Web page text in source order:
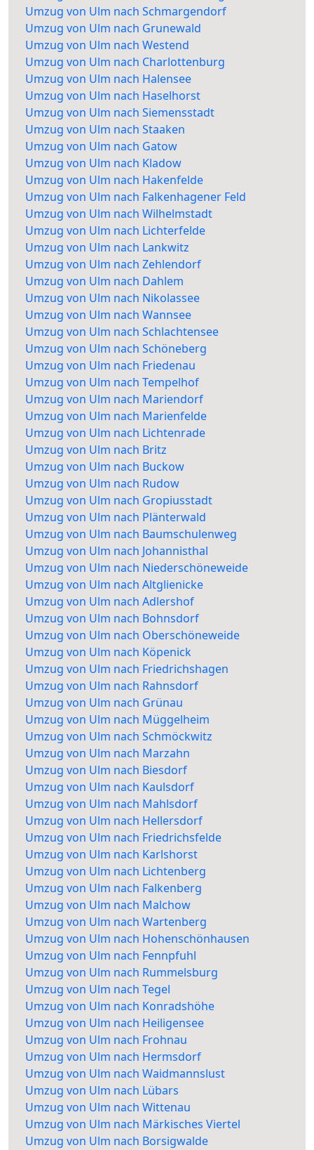
Umzug von Ulm nach Schmargendorf
Umzug von Ulm nach Grunewald
Umzug von Ulm nach Westend
Umzug von Ulm nach Charlottenburg
Umzug von Ulm nach Halensee
Umzug von Ulm nach Haselhorst
Umzug von Ulm nach Siemensstadt
Umzug von Ulm nach Staaken
Umzug von Ulm nach Gatow
Umzug von Ulm nach Kladow
Umzug von Ulm nach Hakenfelde
Umzug von Ulm nach Falkenhagener Feld
Umzug von Ulm nach Wilhelmstadt
Umzug von Ulm nach Lichterfelde
Umzug von Ulm nach Lankwitz
Umzug von Ulm nach Zehlendorf
Umzug von Ulm nach Dahlem
Umzug von Ulm nach Nikolassee
Umzug von Ulm nach Wannsee
Umzug von Ulm nach Schlachtensee
Umzug von Ulm nach Schöneberg
Umzug von Ulm nach Friedenau
Umzug von Ulm nach Tempelhof
Umzug von Ulm nach Mariendorf
Umzug von Ulm nach Marienfelde
Umzug von Ulm nach Lichtenrade
Umzug von Ulm nach Britz
Umzug von Ulm nach Buckow
Umzug von Ulm nach Rudow
Umzug von Ulm nach Gropiusstadt
Umzug von Ulm nach Plänterwald
Umzug von Ulm nach Baumschulenweg
Umzug von Ulm nach Johannisthal
Umzug von Ulm nach Niederschöneweide
Umzug von Ulm nach Altglienicke
Umzug von Ulm nach Adlershof
Umzug von Ulm nach Bohnsdorf
Umzug von Ulm nach Oberschöneweide
Umzug von Ulm nach Köpenick
Umzug von Ulm nach Friedrichshagen
Umzug von Ulm nach Rahnsdorf
Umzug von Ulm nach Grünau
Umzug von Ulm nach Müggelheim
Umzug von Ulm nach Schmöckwitz
Umzug von Ulm nach Marzahn
Umzug von Ulm nach Biesdorf
Umzug von Ulm nach Kaulsdorf
Umzug von Ulm nach Mahlsdorf
Umzug von Ulm nach Hellersdorf
Umzug von Ulm nach Friedrichsfelde
Umzug von Ulm nach Karlshorst
Umzug von Ulm nach Lichtenberg
Umzug von Ulm nach Falkenberg
Umzug von Ulm nach Malchow
Umzug von Ulm nach Wartenberg
Umzug von Ulm nach Hohenschönhausen
Umzug von Ulm nach Fennpfuhl
Umzug von Ulm nach Rummelsburg
Umzug von Ulm nach Tegel
Umzug von Ulm nach Konradshöhe
Umzug von Ulm nach Heiligensee
Umzug von Ulm nach Frohnau
Umzug von Ulm nach Hermsdorf
Umzug von Ulm nach Waidmannslust
Umzug von Ulm nach Lübars
Umzug von Ulm nach Wittenau
Umzug von Ulm nach Märkisches Viertel
Umzug von Ulm nach Borsigwalde